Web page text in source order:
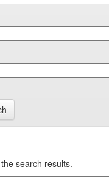
search results.